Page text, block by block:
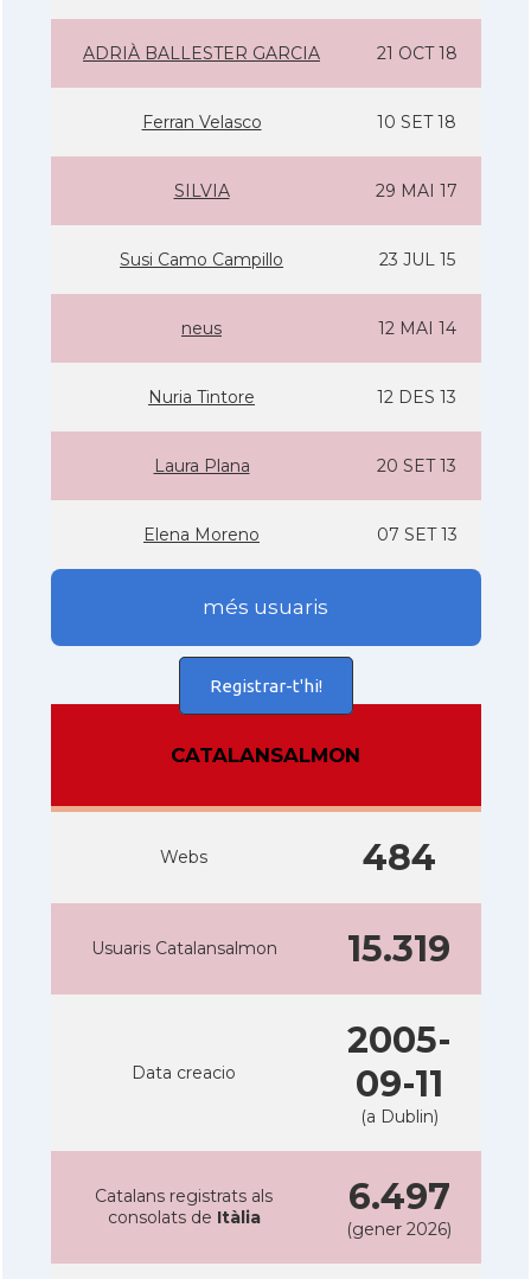
ADRIÀ BALLESTER GARCIA 21 OCT 18
Ferran Velasco 10 SET 18
SILVIA 29 MAI 17
Susi Camo Campillo 23 JUL 15
neus 12 MAI 14
Nuria Tintore 12 DES 13
Laura Plana 20 SET 13
Elena Moreno 07 SET 13
més usuaris
Registrar-t'hi!
CATALANSALMON
Webs 484
Usuaris Catalansalmon 15.319
Data creacio
2005-
09-11
(a Dublin)
Catalans registrats als
consolats de Itàlia 6.497
(gener 2026)